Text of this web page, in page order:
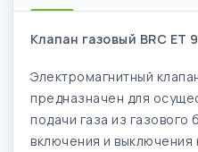
Клапан газовый BRC ЕТ
Электромагнитный
предназначен для
подачи газа из газового
включения и выключения